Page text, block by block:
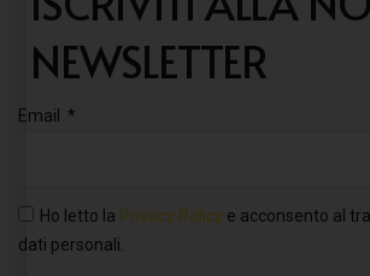
NEWSLETTER
Email
Ho letto la Privacy Policy e acconsento al
dati personali.